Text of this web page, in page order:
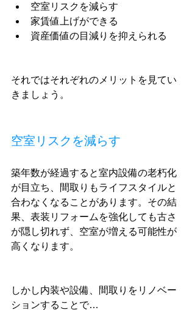
空室リスクを減らす
家賃値上げができる
資産価値の目減りを抑えられる
それではそれぞれのメリットを見てい
きましょう。
空室リスクを減らす
築年数が経過すると室内設備の老朽化
が目立ち、間取りもライフスタイルと
合わなくなることがあります。その結
果、表装リフォームを強化しても古さ
が隠し切れず、空室が増える可能性が
高くなります。
しかし内装や設備、間取りをリノベー
ションすることで…